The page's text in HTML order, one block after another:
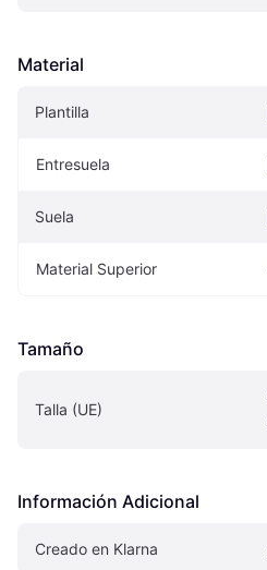
Material
Plantilla
Entresuela
Suela
Material Superior
Tamaño
Talla (UE)
Información Adicional
Creado en Klarna